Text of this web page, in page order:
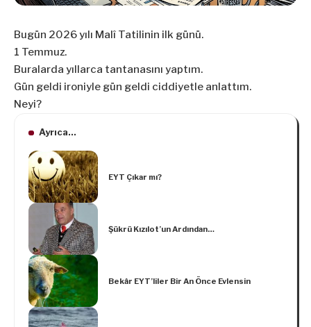
Bugün 2026 yılı Malî Tatilinin ilk günü.
1 Temmuz.
Buralarda yıllarca tantanasını yaptım.
Gün geldi ironiyle gün geldi ciddiyetle anlattım.
Neyi?
Ayrıca...
EYT Çıkar mı?
Şükrü Kızılot’un Ardından…
Bekâr EYT’liler Bir An Önce Evlensin